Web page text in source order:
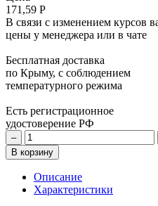
171,59 Р
В связи с изменением курсов
цены у менеджера или в чате
Бесплатная доставка
по Крыму, с соблюдением
температурного режима
Есть регистрационное
удостоверение РФ
–
В корзину
Описание
Характеристики